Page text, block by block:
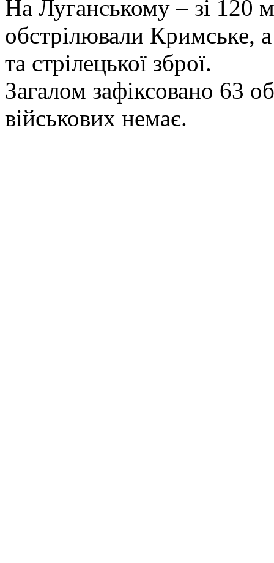
На Луганському – зі 120
обстрілювали Кримське,
та стрілецької зброї.
Загалом зафіксовано 63
військових немає.